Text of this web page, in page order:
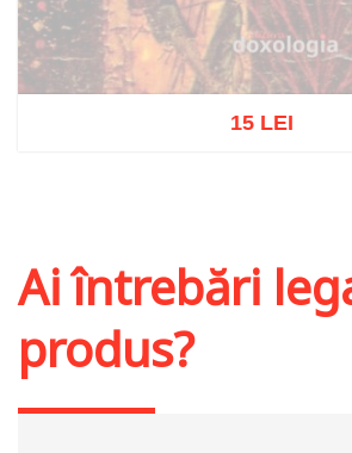
15 LEI
Ai întrebări
produs?